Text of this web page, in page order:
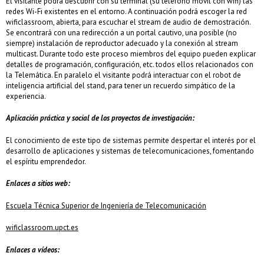
redes Wi-Fi existentes en el entorno. A continuación podrá escoger la red
wificlassroom, abierta, para escuchar el stream de audio de demostración.
Se encontrará con una redirección a un portal cautivo, una posible (no
siempre) instalación de reproductor adecuado y la conexión al stream
multicast. Durante todo este proceso miembros del equipo pueden explicar
detalles de programación, configuración, etc. todos ellos relacionados con
la Telemática. En paralelo el visitante podrá interactuar con el robot de
inteligencia artificial del stand, para tener un recuerdo simpático de la
experiencia.
Aplicación práctica y social de los proyectos de investigación:
El conocimiento de este tipo de sistemas permite despertar el interés por el
desarrollo de aplicaciones y sistemas de telecomunicaciones, fomentando
el espíritu emprendedor.
Enlaces a sitios web:
Escuela Técnica Superior de Ingeniería de Telecomunicación
wificlassroom.upct.es
Enlaces a vídeos: